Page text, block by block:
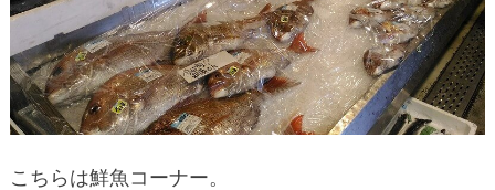
こちらは鮮魚コーナー。